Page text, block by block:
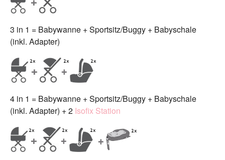
3 in 1 = Babywanne + Sportsitz/Buggy + Babyschale
(inkl. Adapter)
4 in 1 = Babywanne + Sportsitz/Buggy + Babyschale
(inkl. Adapter) + 2 Isofix Station